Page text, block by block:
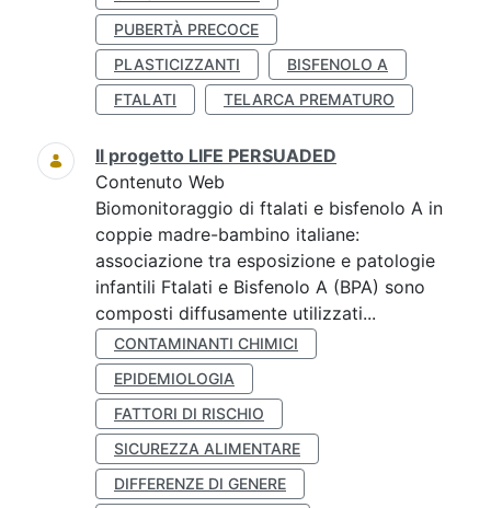
PUBERTÀ PRECOCE
PLASTICIZZANTI
BISFENOLO A
FTALATI
TELARCA PREMATURO
Il progetto LIFE PERSUADED
Contenuto Web
Biomonitoraggio di ftalati e bisfenolo A in
coppie madre-bambino italiane:
associazione tra esposizione e patologie
infantili Ftalati e Bisfenolo A (BPA) sono
composti diffusamente utilizzati...
CONTAMINANTI CHIMICI
EPIDEMIOLOGIA
FATTORI DI RISCHIO
SICUREZZA ALIMENTARE
DIFFERENZE DI GENERE